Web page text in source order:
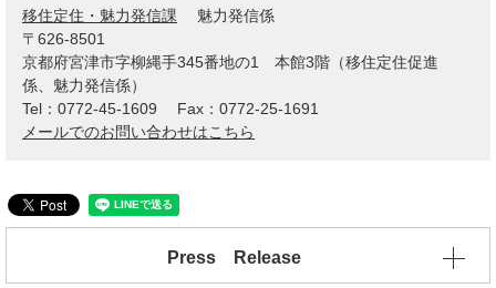
移住定住・魅力発信課
魅力発信係
〒626-8501
京都府宮津市字柳縄手345番地の1 本館3階（移住定住促進
係、魅力発信係）
Tel：0772-45-1609
Fax：0772-25-1691
メールでのお問い合わせはこちら
Press Release